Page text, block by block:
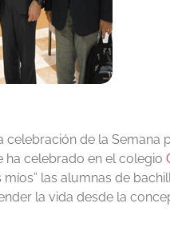
celebración de la Semana
ha celebrado en el colegio
las alumnas de
la vida desde la